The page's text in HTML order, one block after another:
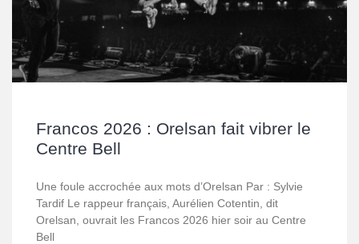
Francos 2026 : Orelsan fait vibrer le
Centre Bell
Une foule accrochée aux mots d’Orelsan Par : Sylvie
Tardif Le rappeur français, Aurélien Cotentin, dit
Orelsan, ouvrait les Francos 2026 hier soir au Centre
Bell